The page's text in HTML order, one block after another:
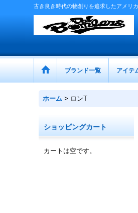
古き良き時代の物創りを追求したアメリ
ブランド一覧 アイテ
ホーム > ロンT
ショッピングカート
カートは空です。